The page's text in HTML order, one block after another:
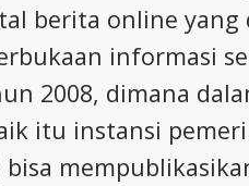
berita online
informasi
2008, dimana
itu instansi
bisa